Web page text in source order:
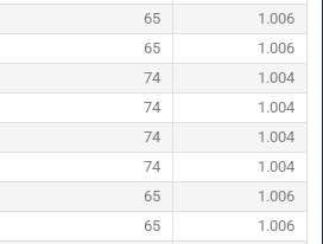
65
1.006
65
1.006
74
1.004
74
1.004
74
1.004
74
1.004
65
1.006
65
1.006